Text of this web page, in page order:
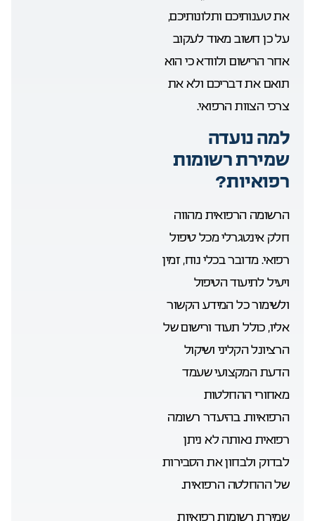
את טענותיכם ותלונותיכם,
על כן חשוב מאוד לעקוב
אחר הרישום ולוודא כי הוא
תואם את דבריכם ולא את
צרכי הצוות הרפואי.
למה נועדה
שמירת רשומות
רפואיות?
הרשומה הרפואית מהווה
חלק אינטגרלי מכל טיפול
רפואי. מדובר בכלי נוח, זמין
ויעיל לתיעוד הטיפול
ולשימור כל המידע הקשור
אליו, כולל תעוד ורישום של
הרציונל הקליני ושיקול
הדעת המקצועי שעמד
מאחורי ההחלטות
הרפואיות. בהיעדר רשומה
רפואית נאותה לא ניתן
לבדוק ולבחון את הסבירות
של ההחלטה הרפואית.
שמירת רשומות רפואיות